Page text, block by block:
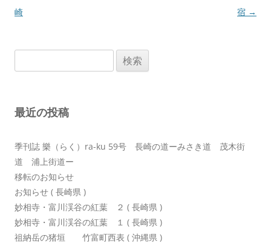
稿
ョ
崎
宿 →
索:
最近の投稿
季刊誌 樂（らく）ra-ku 59号 長崎の道ーみさき道 茂木街
道 浦上街道ー
移転のお知らせ
お知らせ ( 長崎県 )
妙相寺・富川渓谷の紅葉 ２ ( 長崎県 )
妙相寺・富川渓谷の紅葉 １ ( 長崎県 )
祖納岳の猪垣 竹富町西表 ( 沖縄県 )